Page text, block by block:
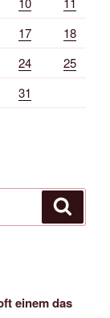
17
18
24
25
31
einem das